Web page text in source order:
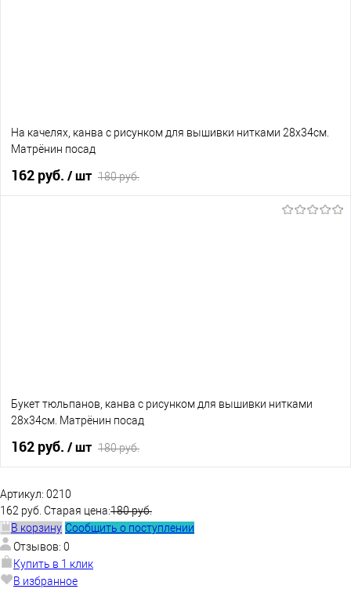
На качелях, канва с рисунком для вышивки нитками 28х34см.
Матрёнин посад
162 руб. / шт 180 руб.
Букет тюльпанов, канва с рисунком для вышивки нитками
28х34см. Матрёнин посад
162 руб. / шт 180 руб.
В избранное
Артикул: 0210
162 руб. Старая цена:180 руб.
В корзину Сообщить о поступлении
Отзывов: 0
Купить в 1 клик
В избранное